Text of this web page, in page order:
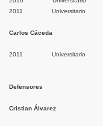
2011 Universitario
Carlos Cáceda
2011 Universitario
Defensores
Cristian Álvarez